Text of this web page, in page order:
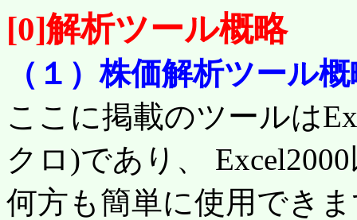
[0]解析ツール概略
（１）株価解析ツール
ここに掲載のツールは
クロ)であり、
何方も簡単に使用でき